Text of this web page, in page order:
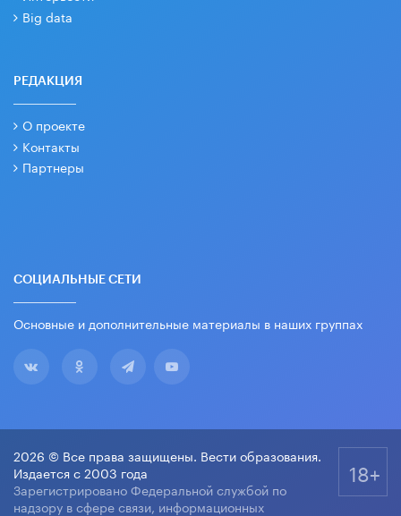
Big data
РЕДАКЦИЯ
О проекте
Контакты
Партнеры
СОЦИАЛЬНЫЕ СЕТИ
Основные и дополнительные материалы в наших группах
2026 © Все права защищены. Вести образования.
Издается с 2003 года
Зарегистрировано Федеральной службой по
надзору в сфере связи, информационных
18+